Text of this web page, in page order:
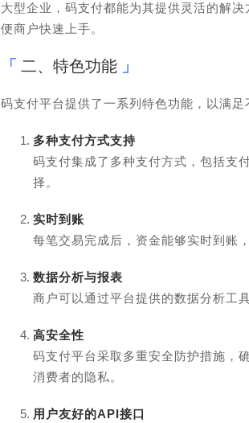
大型企业，码支付都能为其提供灵活的解
便商户快速上手。
二、特色功能
码支付平台提供了一系列特色功能，以满足
多种支付方式支持
码支付集成了多种支付方式，包括支
择。
实时到账
每笔交易完成后，资金能够实时到账
数据分析与报表
商户可以通过平台提供的数据分析工
高安全性
码支付平台采取多重安全防护措施，
消费者的隐私。
用户友好的API接口